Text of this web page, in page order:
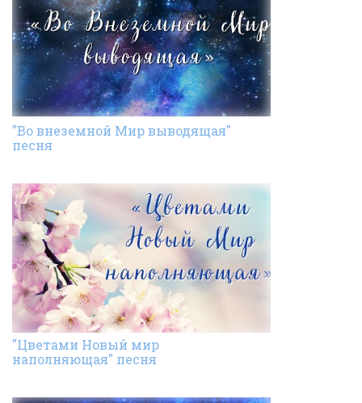
"Во внеземной Мир выводящая"
песня
"Цветами Новый мир
наполняющая" песня